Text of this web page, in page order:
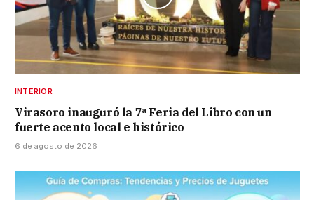
INTERIOR
Virasoro inauguró la 7ª Feria del Libro con un
fuerte acento local e histórico
6 de agosto de 2026